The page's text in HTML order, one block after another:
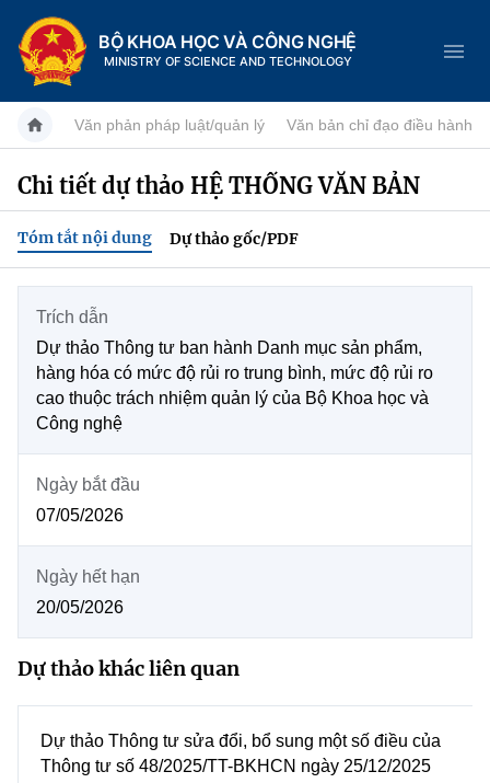
BỘ KHOA HỌC VÀ CÔNG NGHỆ
MINISTRY OF SCIENCE AND TECHNOLOGY
Danh mục
Trang chủ
Giới thiệu
Chức năng nhiệm vụ
Cơ cấu tổ chức
Sở Khoa học và Công nghệ
Tin tức sự kiện
Khoa học và Công nghệ
Chuyển đổi số
Bưu chính, Viễn thông
Tiêu chuẩn, đo lường, chất lượng
Năng lượng nguyên tử
Dịch vụ công
Hệ thống văn bản
Văn bản QPPL
Lấy ý kiến người dân về dự thảo VBQPPL
MST IOFFICE
Khoa học và Công nghệ
Đổi mới sáng tạo
Bưu chính, Viễn thông
Multimedia
Videos
Văn phản pháp luật/quản lý Văn bản chỉ đạo điều hành
Chi tiết dự thảo HỆ THỐNG VĂN BẢN
Tóm tắt nội dung Dự thảo gốc/PDF
Trích dẫn
Dự thảo Thông tư ban hành Danh mục sản phẩm,
hàng hóa có mức độ rủi ro trung bình, mức độ rủi ro
cao thuộc trách nhiệm quản lý của Bộ Khoa học và
Công nghệ
Ngày bắt đầu
07/05/2026
Ngày hết hạn
20/05/2026
Dự thảo khác liên quan
Dự thảo Thông tư sửa đổi, bổ sung một số điều của
Thông tư số 48/2025/TT-BKHCN ngày 25/12/2025